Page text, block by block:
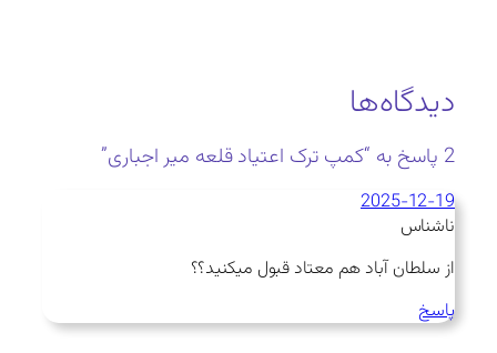
دیدگاه‌ها
2 پاسخ به “کمپ ترک اعتیاد قلعه میر اجباری”
2025-12-19
ناشناس
از سلطان آباد هم معتاد قبول میکنید؟؟
پاسخ